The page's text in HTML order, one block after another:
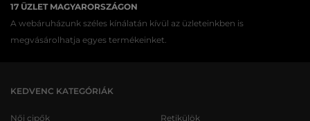
17 ÜZLET MAGYARORSZÁGON
A webáruházunk széles kínálatán kívül az üzleteinkben is
megvásárolhatja egyes termékeinket.
KEDVENC KATEGÓRIÁK
Női cipők
Retikülök